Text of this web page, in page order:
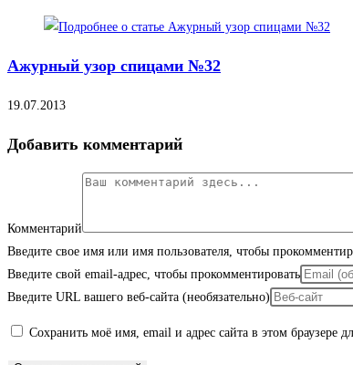
Ажурный узор спицами №32
19.07.2013
Добавить комментарий
Комментарий
Введите свое имя или имя пользователя, чтобы
Введите свой email-адрес, чтобы прокомментировать
Введите URL вашего веб-сайта (необязательно)
Сохранить моё имя, email и адрес сайта в этом браузере